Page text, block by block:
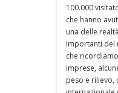
100.000
che hanno
una delle
importanti del
che
imprese,
peso e rilievo,